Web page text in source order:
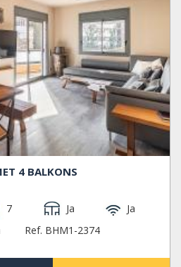
4 BALKONS
7 Ja
Ja
Ref. BHM1-2374